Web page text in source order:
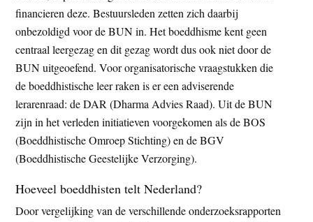
financieren deze. Bestuursleden zetten zich daarbij
onbezoldigd voor de BUN in. Het boeddhisme kent geen
centraal leergezag en dit gezag wordt dus ook niet door de
BUN uitgeoefend. Voor organisatorische vraagstukken die
de boeddhistische leer raken is er een adviserende
lerarenraad: de DAR (Dharma Advies Raad). Uit de BUN
zijn in het verleden initiatieven voorgekomen als de BOS
(Boeddhistische Omroep Stichting) en de BGV
(Boeddhistische Geestelijke Verzorging).
Hoeveel boeddhisten telt Nederland?
Door vergelijking van de verschillende onderzoeksrapporten